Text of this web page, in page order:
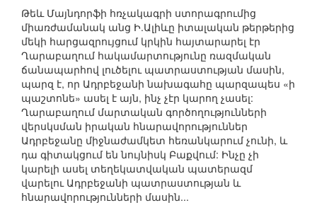
Թեև Մայնդորֆի հռչակագրի ստորագրումից
միառժամանակ անց Ի.Ալիևը իտալական թերթերից
մեկի հարցազրույցում կրկին հայտարարել էր
Ղարաբաղում հակամարտությունը ռազմական
ճանապարհով լուծելու պատրաստության մասին,
պարզ է, որ Ադրբեջանի նախագահը պարզապես «ի
պաշտոնե» ասել է այն, ինչ չէր կարող չասել:
Ղարաբաղում մարտական գործողությունների
վերսկսման իրական հնարավորություններ
Ադրբեջանը միջնաժամկետ հեռանկարում չունի, և
դա գիտակցում են նույնիսկ Բաքվում: Ինչը չի
կարելի ասել տեղեկատվական պատերազմ
վարելու Ադրբեջանի պատրաստության և
հնարավորությունների մասին...